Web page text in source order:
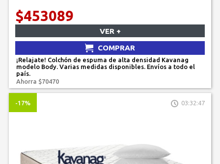
$453089
VER +
COMPRAR
¡Relajate! Colchón de espuma de alta densidad Kavanag
modelo Body. Varias medidas disponibles. Envíos a todo el
país.
Ahorra $70470
-17% 03:32:47